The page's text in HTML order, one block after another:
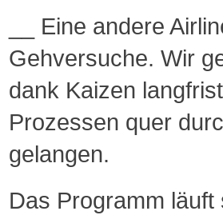
__ Eine andere
Gehversuche. Wir
dank Kaizen
Prozessen quer
gelangen.
Das Programm